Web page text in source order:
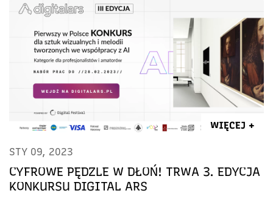
WIĘCEJ +
STY 09, 2023
CYFROWE PĘDZLE W DŁOŃ! TRWA 3. EDYCJA
KONKURSU DIGITAL ARS